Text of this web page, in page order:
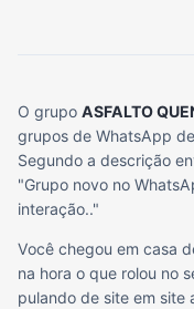
O grupo ASFALTO
grupos de WhatsApp
Segundo a descrição
"Grupo novo no
interação.."
Você chegou em casa
na hora o que rolou no
pulando de site em site